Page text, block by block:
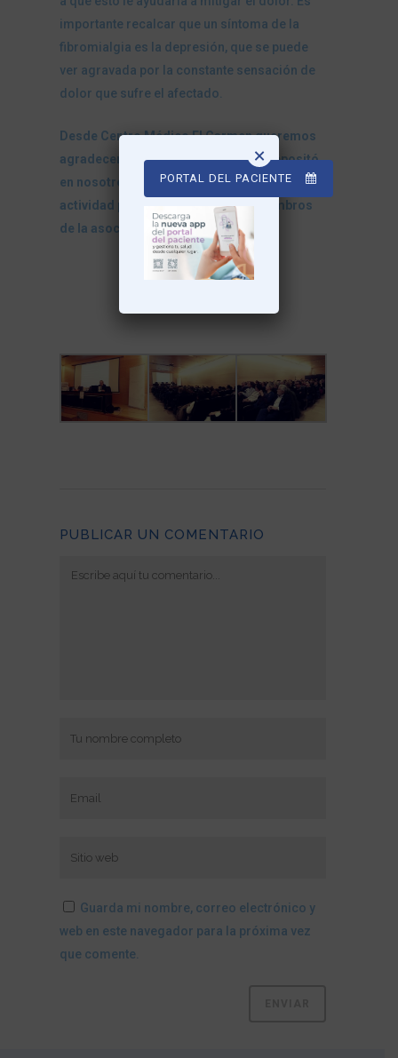
importante recalcar que un síntoma de la
fibromialgia es la depresión, que se puede
ver agravada por la constante sensación de
dolor que sufre el afectado.
Desde Centro Médico El Carmen queremos
agradecer la confianza que AFFOU depositó
en nosotros y la gran respuesta a esta
actividad por parte de todos los miembros
de la asociación.
PUBLICAR UN COMENTARIO
Guarda mi nombre, correo electrónico y
web en este navegador para la próxima vez
que comente.
PORTAL DEL PACIENTE
×